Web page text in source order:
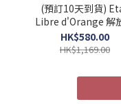
(預訂10天到貨)
Libre d'Orange 解
郡 馭浪乘光 中性濃
100ml (簡裝)
HK$580.00
HK$1,169.00